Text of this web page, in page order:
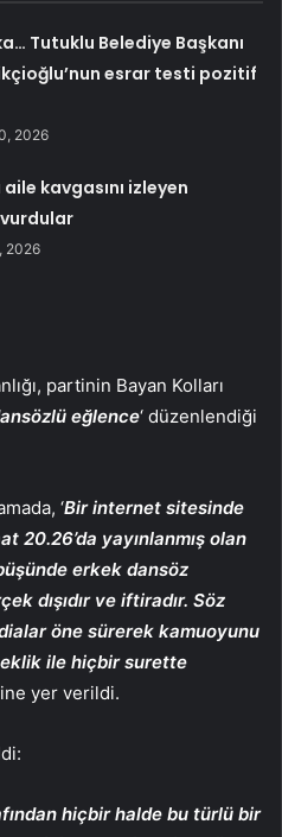
Tutuklu Belediye Başkanı
esrar testi pozitif
2026
kavgasını izleyen
2026
partinin Bayan Kolları
eğlence‘ düzenlendiği
‘Bir internet sitesinde
20.26’da yayınlanmış olan
erkek dansöz
dışıdır ve iftiradır. Söz
öne sürerek kamuoyunu
ile hiçbir surette
yer verildi.
hiçbir halde bu türlü bir